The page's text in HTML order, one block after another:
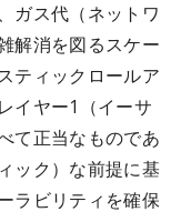
ガス代（ネットワ
解消を図るスケー
ティックロールア
イヤー1（イーサ
て正当なものであ
ック）な前提に基
ラビリティを確保